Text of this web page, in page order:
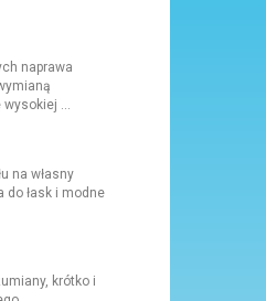
naprawa
...
na własny
do łask i modne
krótko i